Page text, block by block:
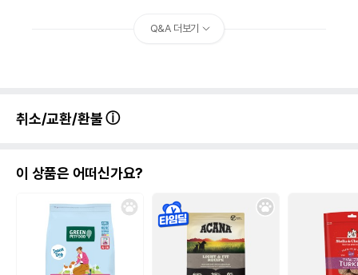
Q&A 더보기
취소/교환/환불
이 상품은 어떠신가요?